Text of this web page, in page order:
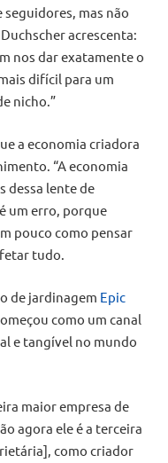
mas não
acrescenta:
nos dar exatamente o
difícil para um
nicho.”
a economia criadora
“A economia
dessa lente de
um erro, porque
pouco como pensar
tudo.
de jardinagem Epic
como um canal
e tangível no mundo
maior empresa de
agora ele é a terceira
como criador